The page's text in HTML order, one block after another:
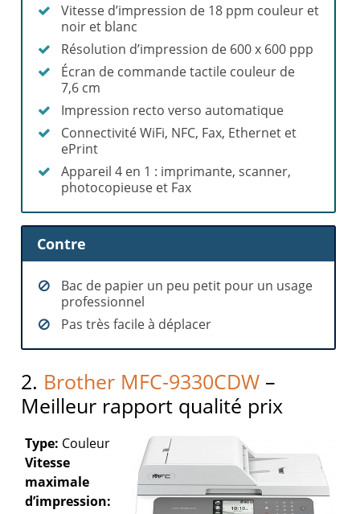
Vitesse d’impression de 18 ppm couleur et
noir et blanc
Résolution d’impression de 600 x 600 ppp
Écran de commande tactile couleur de
7,6 cm
Impression recto verso automatique
Connectivité WiFi, NFC, Fax, Ethernet et
ePrint
Appareil 4 en 1 : imprimante, scanner,
photocopieuse et Fax
Contre
Bac de papier un peu petit pour un usage
professionnel
Pas très facile à déplacer
2. Brother MFC-9330CDW –
Meilleur rapport qualité prix
Type: Couleur
Vitesse
maximale
d’impression: